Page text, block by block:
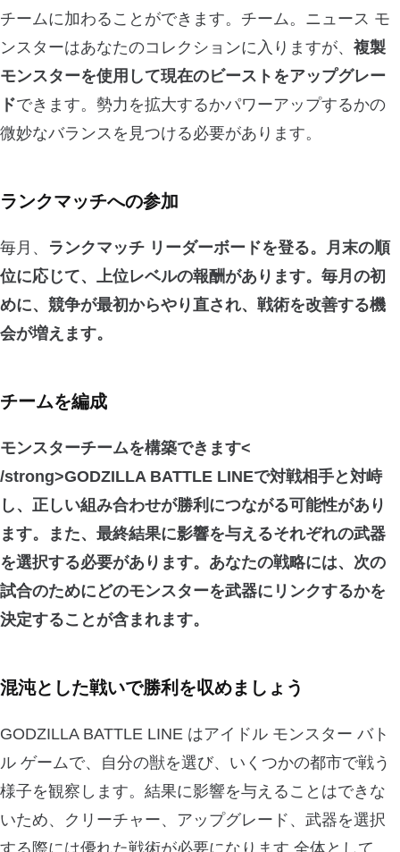
チームに加わることができます。チーム。ニュース モ
ンスターはあなたのコレクションに入りますが、 複製
モンスターを使用して現在のビーストをアップグレー
ドできます。勢力を拡大するかパワーアップするかの
微妙なバランスを見つける必要があります。
ランクマッチへの参加
毎月、 ランクマッチ リーダーボードを登る。月末の順
位に応じて、上位レベルの報酬があります。毎月の初
めに、競争が最初からやり直され、戦術を改善する機
会が増えます。
チームを編成
モンスターチームを構築できます<
/strong>GODZILLA BATTLE LINEで対戦相手と対峙
し、正しい組み合わせが勝利につながる可能性があり
ます。また、最終結果に影響を与えるそれぞれの武器
を選択する必要があります。あなたの戦略には、次の
試合のために どのモンスターを武器にリンクするかを
決定することが含まれます。
混沌とした戦いで勝利を収めましょう
GODZILLA BATTLE LINE はアイドル モンスター バト
ル ゲームで、自分の獣を選び、いくつかの都市で戦う
様子を観察します。結果に影響を与えることはできな
いため、クリーチャー、アップグレード、武器を選択
する際には優れた戦術が必要になります.全体として、